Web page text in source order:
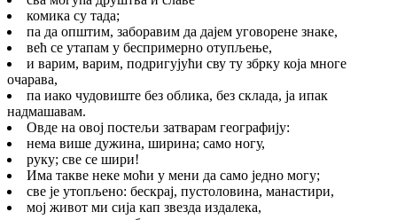
комика су тада;
па да општим, заборавим да дајем уговорене знаке,
већ се утапам у беспримерно отупљење,
и варим, варим, подригујући сву ту збрку која многе
очарава,
па иако чудовиште без облика, без склада, ја ипак
надмашавам.
Овде на овој постељи затварам географију:
нема више дужина, ширина; само ногу,
руку; све се шири!
Има такве неке моћи у мени да само једно могу;
све је утопљено: бескрај, пустоловина, манастири,
мој живот ми сија кап звезда издалека,